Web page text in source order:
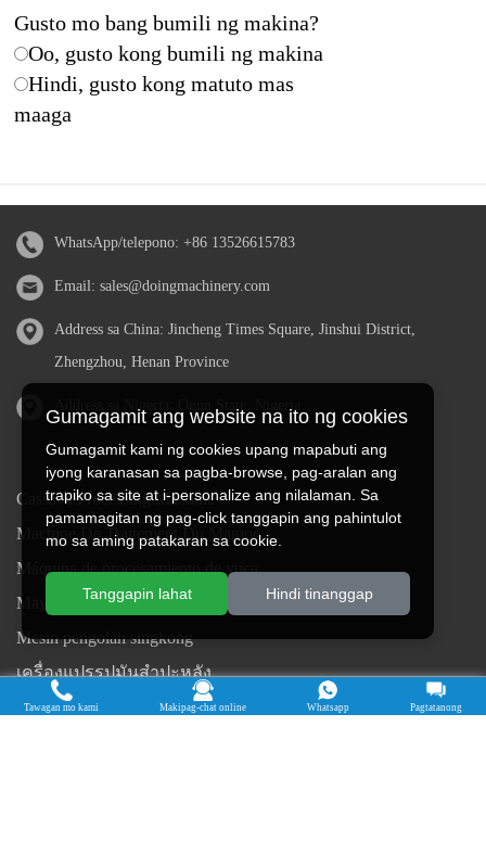
Gusto mo bang bumili ng makina?
Oo, gusto kong bumili ng makina
Hindi, gusto kong matuto mas
maaga
WhatsApp/telepono: +86 13526615783
Email: sales@doingmachinery.com
Address sa China: Jincheng Times Square, Jinshui District,
Zhengzhou, Henan Province
Address sa Nigeria: Ogun State, Nigeria
Cassava Processing Machine
Machine De Traitement Du Manioc
Máquina de procesamiento de yuca
Máy chế biến sắn
Mesin pengolah singkong
เครื่องแปรรูปมันสำปะหลัง
Máquina de Processamento de Mandioca
Gumagamit ang website na ito ng cookies
Gumagamit kami ng cookies upang mapabuti ang
iyong karanasan sa pagba-browse, pag-aralan ang
trapiko sa site at i-personalize ang nilalaman. Sa
pamamagitan ng pag-click tanggapin ang pahintulot
mo sa aming patakaran sa cookie.
Tanggapin lahat Hindi tinanggap
Tawagan mo kami Makipag-chat online Whatsapp Pagtatanong